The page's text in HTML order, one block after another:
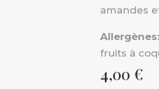
amandes
Allergènes:
fruits à
4,00 €